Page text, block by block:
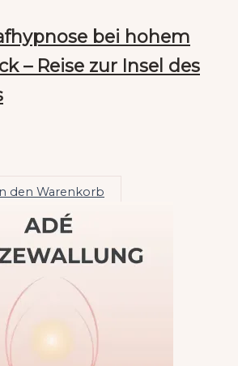
bei hohem
– Reise zur Insel des
In den Warenkorb